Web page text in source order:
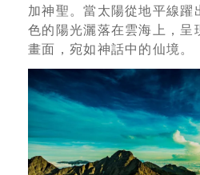
加神聖。當太陽從地平線躍
色的陽光灑落在雲海上，呈
畫面，宛如神話中的仙境。